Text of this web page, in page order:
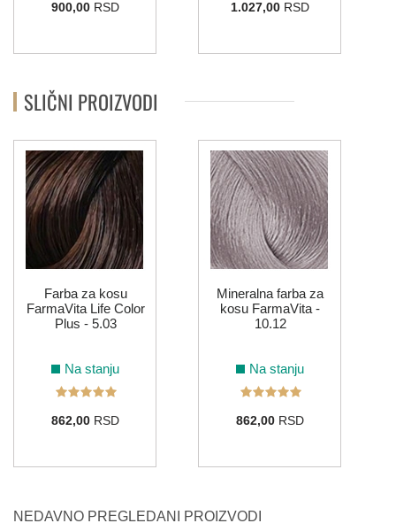
900,00RSD 1.027,00RSD
SLIČNI PROIZVODI
Farba za kosu
FarmaVita Life Color
Plus - 5.03
Na stanju
862,00RSD
Mineralna farba za
kosu FarmaVita -
10.12
Na stanju
862,00RSD
NEDAVNO PREGLEDANI PROIZVODI